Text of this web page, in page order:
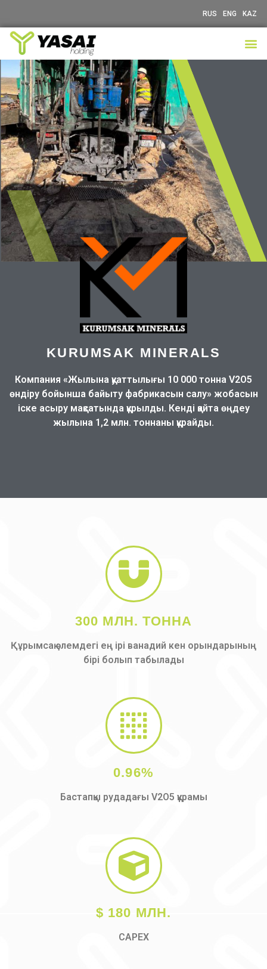
RUS ENG KAZ
KURUMSAK MINERALS
Компания «Жылына қуаттылығы 10 000 тонна V2O5
өндіру бойынша байыту фабрикасын салу» жобасын
іске асыру мақсатында құрылды. Кенді қайта өңдеу
жылына 1,2 млн. тоннаны құрайды.
300 МЛН. ТОННА
Құрымсақ әлемдегі ең ірі ванадий кен орындарының
бірі болып табылады
0.96%
Бастапқы рудадағы V2O5 құрамы
$ 180 МЛН.
CAPEX